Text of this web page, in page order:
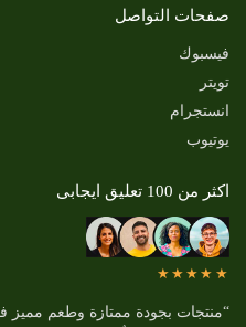
صفحات التواصل
فيسبوك
تويتر
انستجرام
يوتيوب
اكثر من 100 تعليق ايجابى
★★★★★
“منتجات بجودة ممتازة وطعم مميز